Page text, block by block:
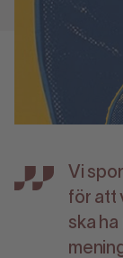
Vi
för att
ska